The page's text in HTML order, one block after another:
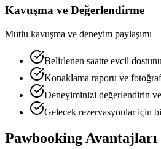
Kavuşma ve Değerlendirme
Mutlu kavuşma ve deneyim paylaşımı
Belirlenen saatte evcil
Konaklama raporu ve
Deneyiminizi değerlendirin
Gelecek rezervasyonlar için
Pawbooking Avantajları